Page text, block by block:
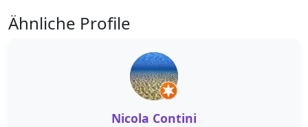
Ähnliche Profile
Nicola Contini